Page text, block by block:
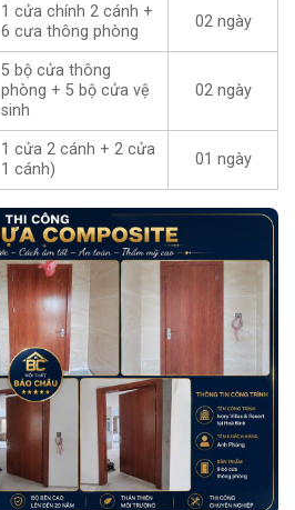
1 cửa chính 2 cánh +
6 cưa thông phòng
02 ngày
5 bộ cửa thông
phòng + 5 bộ cửa vệ
sinh
02 ngày
1 cửa 2 cánh + 2 cửa
1 cánh)
01 ngày